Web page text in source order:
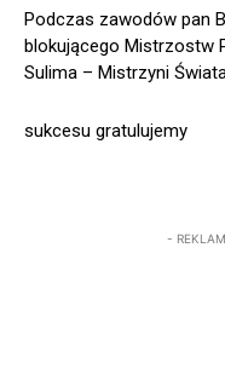
Podczas zawodów pan
blokującego Mistrzostw
Sulima – Mistrzyni
sukcesu gratulujemy
-